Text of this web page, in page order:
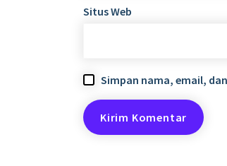
Situs Web
Simpan nama, email,